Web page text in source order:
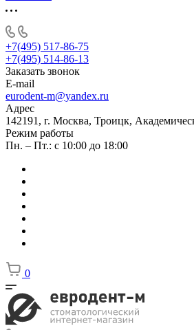
+7(495) 517-86-75
+7(495) 514-86-13
Заказать звонок
E-mail
eurodent-m@yandex.ru
Адрес
142191, г. Москва, Троицк,
Режим работы
Пн. – Пт.: с 10:00 до 18:00
0